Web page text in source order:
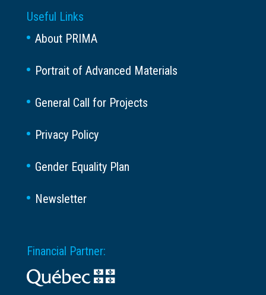
Useful Links
About PRIMA
Portrait of Advanced Materials
General Call for Projects
Privacy Policy
Gender Equality Plan
Newsletter
Financial Partner: